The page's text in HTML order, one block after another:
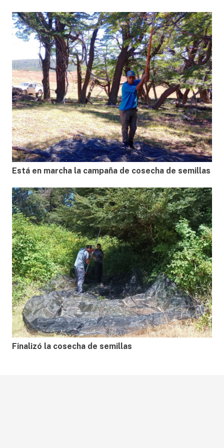
Está en marcha la campaña de cosecha de semillas
Finalizó la cosecha de semillas